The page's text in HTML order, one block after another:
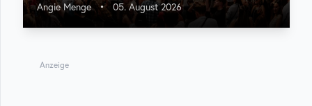
Angie Menge • 05. August 2026
Anzeige